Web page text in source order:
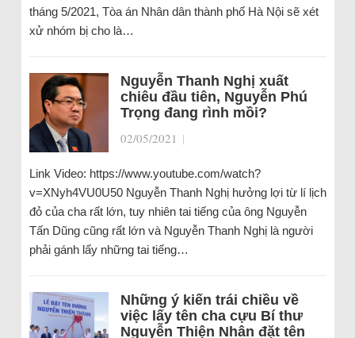
tháng 5/2021, Tòa án Nhân dân thành phố Hà Nội sẽ xét
xử nhóm bị cho là…
Nguyễn Thanh Nghị xuất
chiêu đầu tiên, Nguyễn Phú
Trọng đang rình mồi?
02/05/2021 |
Link Video: https://www.youtube.com/watch?
v=XNyh4VU0U50 Nguyễn Thanh Nghị hưởng lợi từ lí lịch
đỏ của cha rất lớn, tuy nhiên tai tiếng của ông Nguyễn
Tấn Dũng cũng rất lớn và Nguyễn Thanh Nghị là người
phải gánh lấy những tai tiếng…
Những ý kiến trái chiều về
việc lấy tên cha cựu Bí thư
Nguyễn Thiện Nhân đặt tên